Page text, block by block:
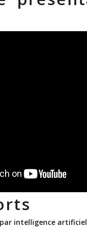
intelligence